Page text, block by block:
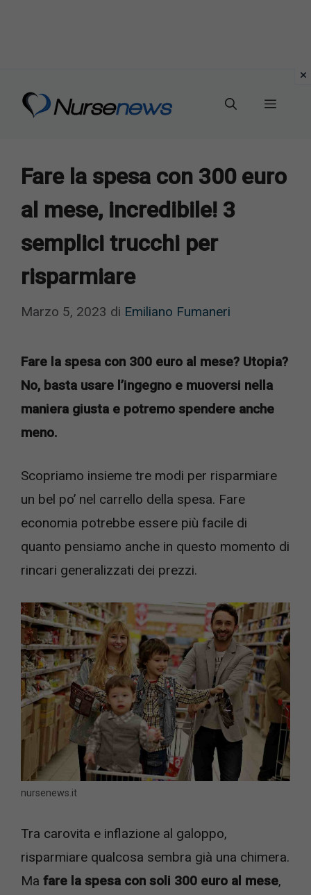
Menu
Fare la spesa con 300 euro
al mese, incredibile! 3
semplici trucchi per
risparmiare
Marzo 5, 2023 di Emiliano Fumaneri
Fare la spesa con 300 euro al mese? Utopia?
No, basta usare l’ingegno e muoversi nella
maniera giusta e potremo spendere anche
meno.
Scopriamo insieme tre modi per risparmiare
un bel po’ nel carrello della spesa. Fare
economia potrebbe essere più facile di
quanto pensiamo anche in questo momento di
rincari generalizzati dei prezzi.
nursenews.it
Tra carovita e inflazione al galoppo,
risparmiare qualcosa sembra già una chimera.
Ma fare la spesa con soli 300 euro al mese,